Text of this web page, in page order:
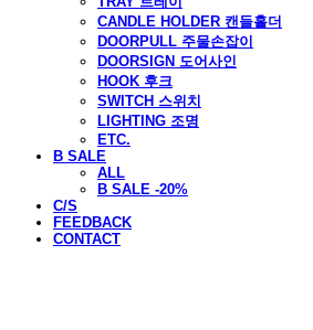
CANDLE HOLDER 캔들홀더
DOORPULL 주물손잡이
DOORSIGN 도어사인
HOOK 후크
SWITCH 스위치
LIGHTING 조명
ETC.
B SALE
ALL
B SALE -20%
C/S
FEEDBACK
CONTACT